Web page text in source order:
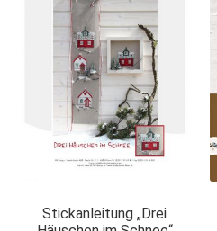
Stickanleitung „Drei